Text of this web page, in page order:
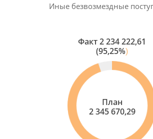
Иные безвозмездные
Факт2 234 222,61
(95,25%)
План
2 345 670,29